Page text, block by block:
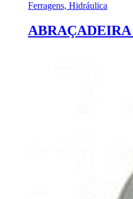
Ferragens, Hidráulica